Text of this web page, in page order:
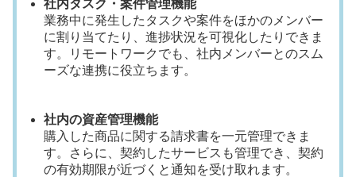
社内タスク・案件管理機能
業務中に発生したタスクや案件をほかのメンバー
に割り当てたり、進捗状況を可視化したりできま
す。リモートワークでも、社内メンバーとのスム
ーズな連携に役立ちます。
社内の資産管理機能
購入した商品に関する請求書を一元管理できま
す。さらに、契約したサービスも管理でき、契約
の有効期限が近づくと通知を受け取れます。